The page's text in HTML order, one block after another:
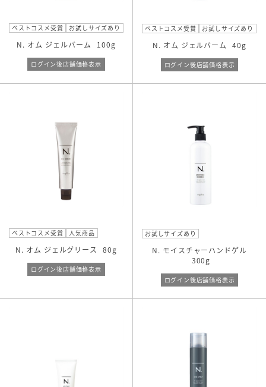
ベストコスメ受賞 お試しサイズあり
N. オム ジェルバーム 100g
ログイン後店舗価格表示
ベストコスメ受賞 お試しサイズあり
N. オム ジェルバーム 40g
ログイン後店舗価格表示
ベストコスメ受賞 人気商品
N. オム ジェルグリース 80g
ログイン後店舗価格表示
お試しサイズあり
N. モイスチャーハンドゲル
300g
ログイン後店舗価格表示